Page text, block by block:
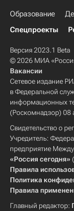
Образование
Спецпроекты
Версия 2023.1 Beta
© 2026 МИА
Вакансии
Сетевое издание
в Федеральной
информационных
(Роскомнадзор) 08
Свидетельство о
Учредитель:
предприятие
«Россия сегодня»
Правила
Политика
Правила
Главный редактор: